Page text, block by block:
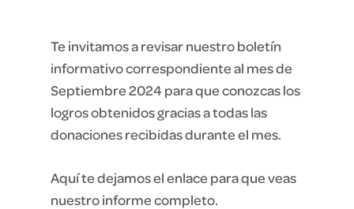
Te invitamos a revisar nuestro boletín
informativo correspondiente al mes de
Septiembre 2024 para que conozcas los
logros obtenidos gracias a todas las
donaciones recibidas durante el mes.
Aquí te dejamos el enlace para que veas
nuestro informe completo.